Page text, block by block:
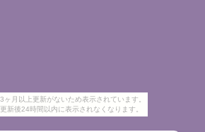
ヶ月以上更新がないため表示されています。
新後24時間以内に表示されなくなります。